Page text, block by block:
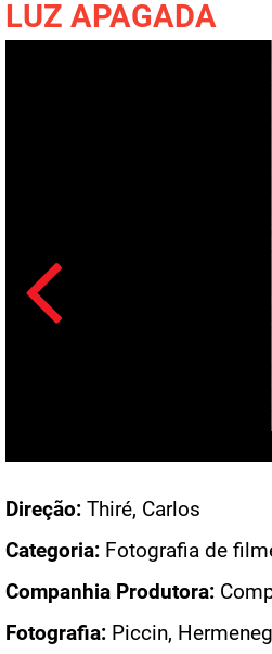
LUZ APAGADA
Direção: Thiré, Carlos
Categoria: Fotografia de
Companhia Produtora:
Fotografia: Piccin,